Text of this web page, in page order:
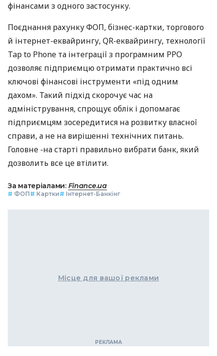
фінансами з одного застосунку.
Поєднання рахунку ФОП, бізнес-картки, торгового
й інтернет-еквайрингу, QR-еквайрингу, технології
Tap to Phone та інтеграції з програмним РРО
дозволяє підприємцю отримати практично всі
ключові фінансові інструменти «під одним
дахом». Такий підхід скорочує час на
адміністрування, спрощує облік і допомагає
підприємцям зосередитися на розвитку власної
справи, а не на вирішенні технічних питань.
Головне -на старті правильно вибрати банк, який
дозволить все це втілити.
За матеріалами: Finance.ua
# ФОП# Картки# Інтернет-Банкінг
Місце для вашої реклами